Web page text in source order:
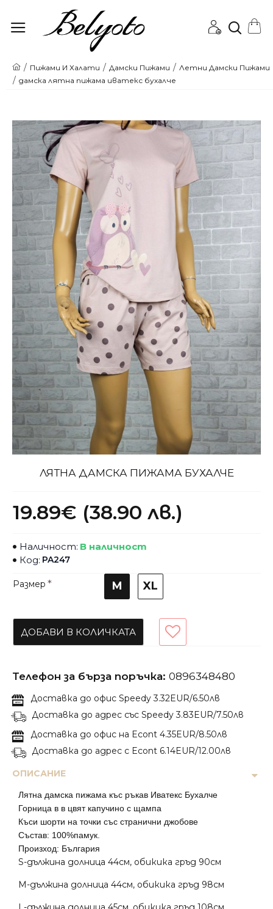
Онлайн
магазин
за
Пижами
и
Бански
Пижами И Халати Дамски Пижами
Летни Дамски Пижами
дамска лятна пижама иватекс бухалче
ЛЯТНА ДАМСКА ПИЖАМА БУХАЛЧЕ
Наличност: В наличност
Код: PA247
19.89€ (38.90 лв.)
Размер M XL
ДОБАВИ В КОЛИЧКАТА
Телефон за бърза поръчка: 0896348480
Доставка до офис Speedy 3.32EUR/6.50лв
Доставка до адрес със Speedy 3.83EUR/7.50лв
Доставка до офис на Econt 4.35EUR/8.50лв
Доставка до адрес с Econt 6.14EUR/12.00лв
ОПИСАНИЕ
Лятна дамска пижама къс ръкав Иватекс Бухалче
Горница в в цвят капучино с щампа
Къси шорти на точки със странични джобове
Състав: 100%памук.
Произход: България
S-дължина долница 44см, обикика гръд 90см
M-дължина долница 44см, обикика гръд 98см